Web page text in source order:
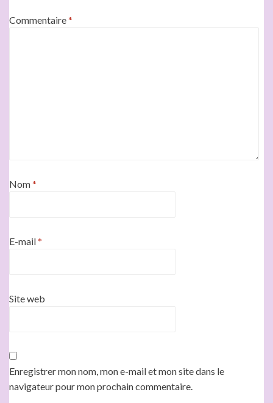
Commentaire*
Nom*
E-mail*
Site web
Enregistrer mon nom, mon e-mail et mon site dans le
navigateur pour mon prochain commentaire.